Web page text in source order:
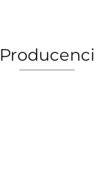
Producenci